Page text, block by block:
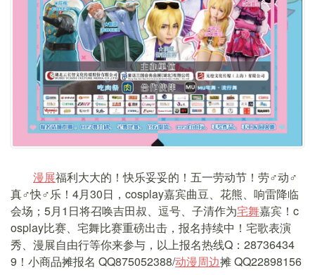
漫展福利大大的！快乐妥妥的！五一劳动节！劳♂动♂
真♂快♂乐！4月30日，cosplay嘉宾曲豆、花熊、响雷降临
会场；5月1日将召唤吉田叔、逗号、子清作为宅舞嘉宾！c
osplay比赛、宅舞比赛重磅出击，报名持续中！宅歌表演
秀、漫展自由行等你来参与，以上报名热线Q：28736434
9！小商品摊报名 QQ875052388/动漫周边摊 QQ22898156